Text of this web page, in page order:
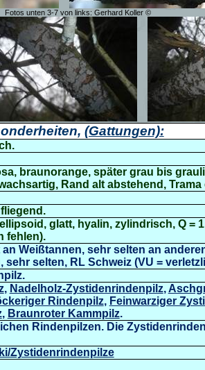
Fotos unten 3-7 von links: Gerhard Koller ©
(Gattungen):
braunorange, später grau bis
Rand alt abstehend, Trama
glatt, hyalin, zylindrisch, Q =
fehlen).
Weißtannen, sehr selten an
sehr selten, RL Schweiz (VU =
, Nadelholz-Zystidenrindenpilz,
Rindenpilz, Feinwarziger
, Braunroter Kammpilz.
Rindenpilzen. Die
Zystidenrindenpilze